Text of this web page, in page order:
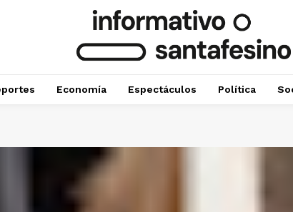
Economía Espectáculos Política